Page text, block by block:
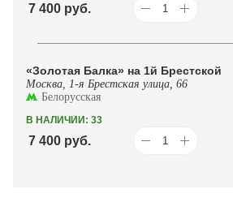
7 400 руб.
«Золотая Балка» на 1й Брестской
Москва, 1-я Брестская улица, 66
Белорусская
В НАЛИЧИИ: 33
7 400 руб.